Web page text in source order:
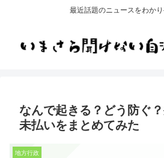
最近話題のニュースをわか
なんで起きる？どう防ぐ
未払いをまとめてみた
地方行政